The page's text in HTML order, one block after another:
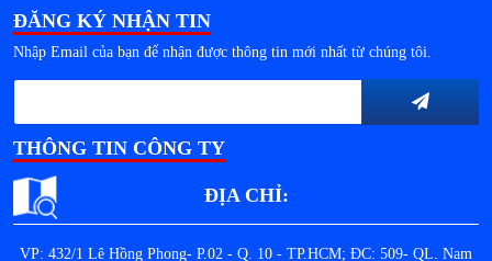
ĐĂNG KÝ NHẬN TIN
Nhập Email của bạn để nhận được thông tin mới nhất từ chúng tôi.
THÔNG TIN CÔNG TY
ĐỊA CHỈ:
VP: 432/1 Lê Hồng Phong- P.02 - Q. 10 - TP.HCM; ĐC: 509- QL. Nam